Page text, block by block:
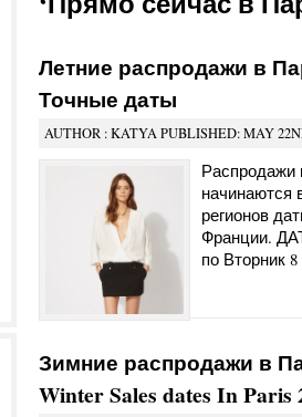
Летние распродажи в
Точные даты
AUTHOR : KATYA PUBLISHED: MAY
Распродажи
начинаются
регионов
Франции.
по Вторник
Зимние распродажи в
Winter Sales dates In Paris